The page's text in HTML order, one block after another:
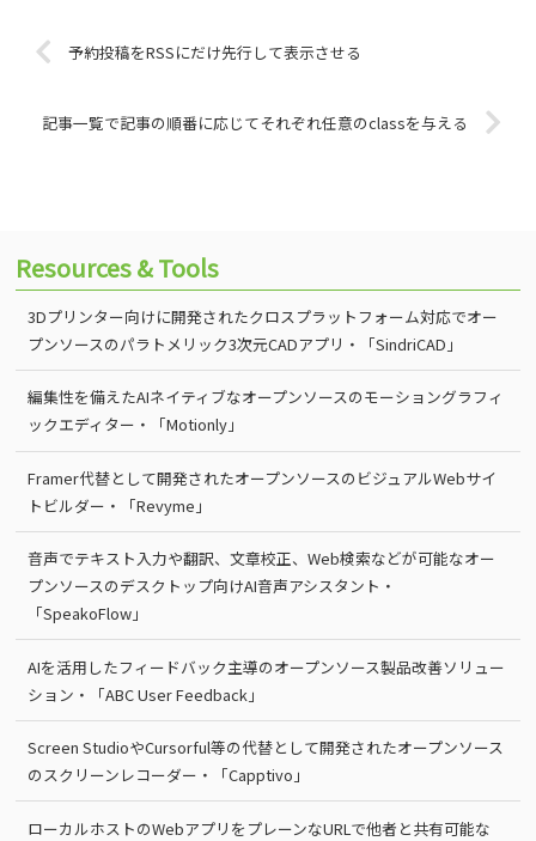
予約投稿をRSSにだけ先行して表示させる
記事一覧で記事の順番に応じてそれぞれ任意のclassを与える
Resources & Tools
3Dプリンター向けに開発されたクロスプラットフォーム対応でオー
プンソースのパラトメリック3次元CADアプリ・「SindriCAD」
編集性を備えたAIネイティブなオープンソースのモーショングラフィ
ックエディター・「Motionly」
Framer代替として開発されたオープンソースのビジュアルWebサイ
トビルダー・「Revyme」
音声でテキスト入力や翻訳、文章校正、Web検索などが可能なオー
プンソースのデスクトップ向けAI音声アシスタント・
「SpeakoFlow」
AIを活用したフィードバック主導のオープンソース製品改善ソリュー
ション・「ABC User Feedback」
Screen StudioやCursorful等の代替として開発されたオープンソース
のスクリーンレコーダー・「Capptivo」
ローカルホストのWebアプリをプレーンなURLで他者と共有可能な